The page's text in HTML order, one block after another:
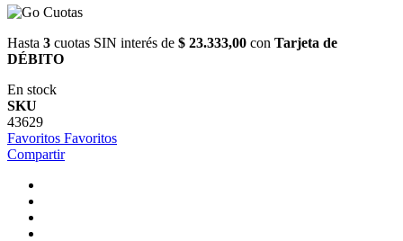
Hasta 3 cuotas SIN interés de $ 23.333,00 con Tarjeta de
DÉBITO
En stock
SKU
43629
Favoritos Favoritos
Compartir